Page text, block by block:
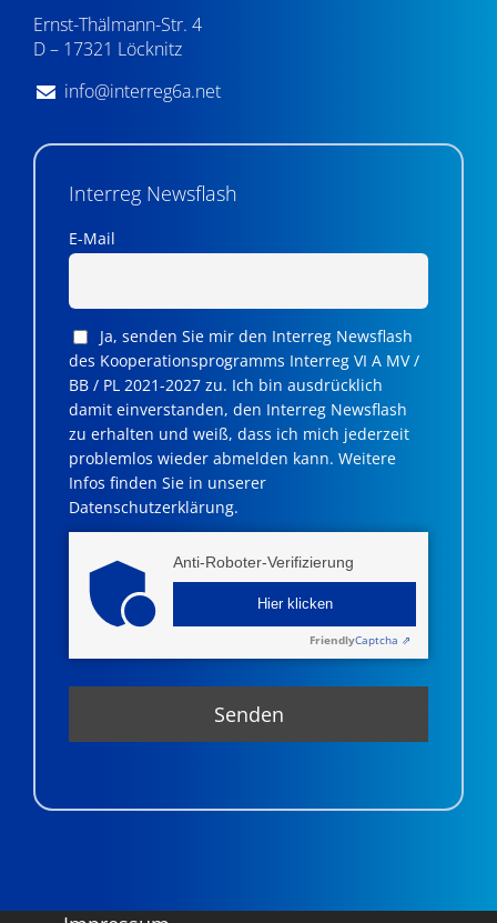
Ernst-Thälmann-Str. 4
D – 17321 Löcknitz
info@interreg6a.net
Interreg Newsflash
E-Mail
Ja, senden Sie mir den Interreg Newsflash
des Kooperationsprogramms Interreg VI A MV /
BB / PL 2021-2027 zu. Ich bin ausdrücklich
damit einverstanden, den Interreg Newsflash
zu erhalten und weiß, dass ich mich jederzeit
problemlos wieder abmelden kann. Weitere
Infos finden Sie in unserer
Datenschutzerklärung.
Anti-Roboter-Verifizierung
Hier klicken
FriendlyCaptcha ⇗